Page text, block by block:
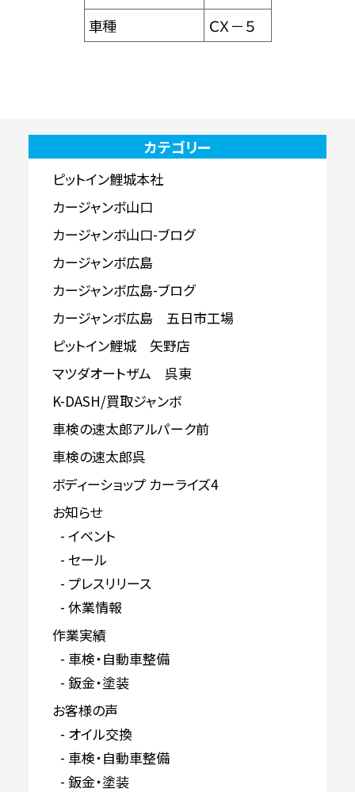
車種
ＣＸ－５
カテゴリー
ピットイン鯉城本社
カージャンボ山口
カージャンボ山口-ブログ
カージャンボ広島
カージャンボ広島-ブログ
カージャンボ広島 五日市工場
ピットイン鯉城 矢野店
マツダオートザム 呉東
K-DASH/買取ジャンボ
車検の速太郎アルパーク前
車検の速太郎呉
ボディーショップ カーライズ4
お知らせ
イベント
セール
プレスリリース
休業情報
作業実績
車検・自動車整備
鈑金・塗装
お客様の声
オイル交換
車検・自動車整備
鈑金・塗装